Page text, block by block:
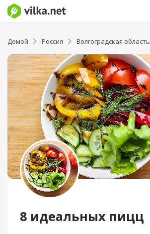
Домой Россия Волгоградская область
8 идеальных пицц